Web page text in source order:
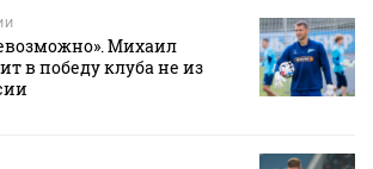
Михаил
в победу клуба не из